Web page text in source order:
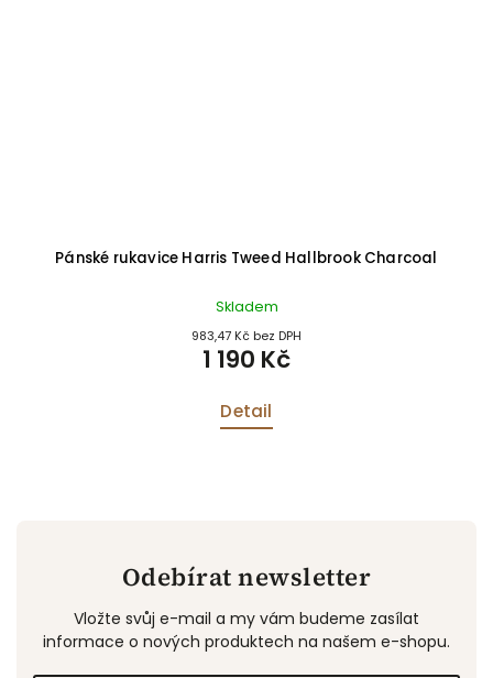
Pánské rukavice Harris Tweed Hallbrook Charcoal
Skladem
983,47 Kč bez DPH
1 190 Kč
Detail
Odebírat newsletter
Vložte svůj e-mail a my vám budeme zasílat
informace o nových produktech na našem e-shopu.